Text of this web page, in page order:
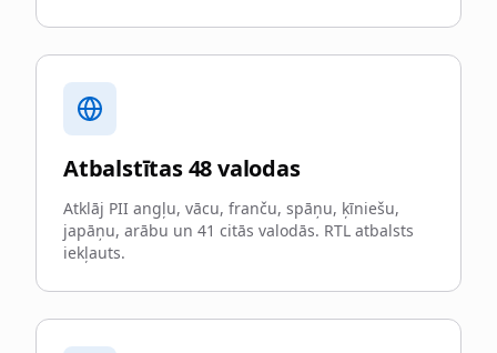
Atbalstītas 48 valodas
Atklāj PII angļu, vācu, franču, spāņu, ķīniešu,
japāņu, arābu un 41 citās valodās. RTL atbalsts
iekļauts.